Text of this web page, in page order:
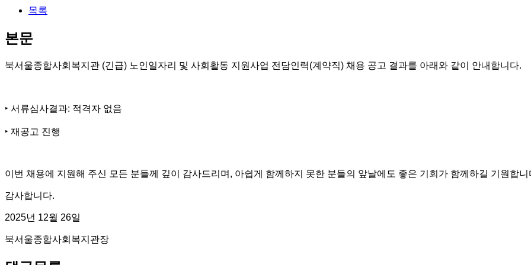
목록
본문
북서울종합사회복지관 (긴급) 노인일자리 및 사회활동 지원사업 전담인력(계약직) 채용 공고 결과를 아래와 같이 안내합니다.
‣ 서류심사결과: 적격자 없음
‣ 재공고 진행
이번 채용에 지원해 주신 모든 분들께 깊이 감사드리며 , 아쉽게 함께하지 못한 분들의 앞날에도 좋은 기회가 함께하길 기원합니
감사합니다.
2025년 12월 26일
북서울종합사회복지관장